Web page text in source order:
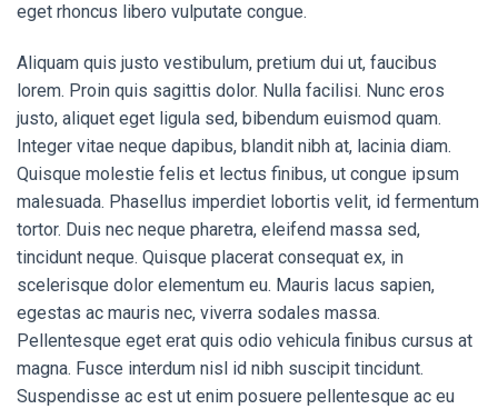
eget rhoncus libero vulputate congue.
Aliquam quis justo vestibulum, pretium dui ut, faucibus
lorem. Proin quis sagittis dolor. Nulla facilisi. Nunc eros
justo, aliquet eget ligula sed, bibendum euismod quam.
Integer vitae neque dapibus, blandit nibh at, lacinia diam.
Quisque molestie felis et lectus finibus, ut congue ipsum
malesuada. Phasellus imperdiet lobortis velit, id fermentum
tortor. Duis nec neque pharetra, eleifend massa sed,
tincidunt neque. Quisque placerat consequat ex, in
scelerisque dolor elementum eu. Mauris lacus sapien,
egestas ac mauris nec, viverra sodales massa.
Pellentesque eget erat quis odio vehicula finibus cursus at
magna. Fusce interdum nisl id nibh suscipit tincidunt.
Suspendisse ac est ut enim posuere pellentesque ac eu